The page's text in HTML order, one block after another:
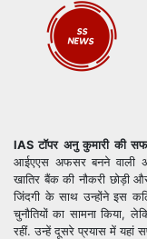
IAS टॉपर अनु कुमारी की
आईएएस अफसर बनने वाली
खातिर बैंक की नौकरी छोड़ी
जिंदगी के साथ उन्होंने इस
चुनौतियों का सामना किया,
रहीं. उन्हें दूसरे प्रयास में यहां